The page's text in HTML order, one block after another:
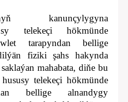
kanunçylygyna
telekeçi hökmünde
tarapyndan bellige
fiziki şahs hakynda
mahabata, diňe bu
telekeçi hökmünde
bellige alnandygy